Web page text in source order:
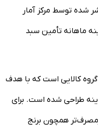
شده توسط مرکز آمار
ماهانه تأمین سبد
سبد پیشنهادی اکوایران مشتمل بر ۱۳ گروه کالایی است که با هدف
طراحی شده است. برای
همچون برنج